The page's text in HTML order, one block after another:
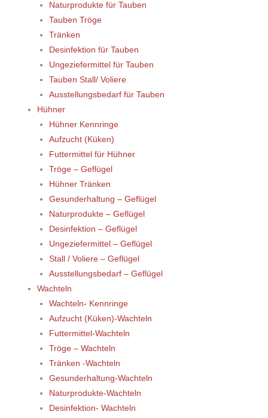
Naturprodukte für Tauben
Tauben Tröge
Tränken
Desinfektion für Tauben
Ungeziefermittel für Tauben
Tauben Stall/ Voliere
Ausstellungsbedarf für Tauben
Hühner
Hühner Kennringe
Aufzucht (Küken)
Futtermittel für Hühner
Tröge – Geflügel
Hühner Tränken
Gesunderhaltung – Geflügel
Naturprodukte – Geflügel
Desinfektion – Geflügel
Ungeziefermittel – Geflügel
Stall / Voliere – Geflügel
Ausstellungsbedarf – Geflügel
Wachteln
Wachteln- Kennringe
Aufzucht (Küken)-Wachteln
Futtermittel-Wachteln
Tröge – Wachteln
Tränken -Wachteln
Gesunderhaltung-Wachteln
Naturprodukte-Wachteln
Desinfektion- Wachteln